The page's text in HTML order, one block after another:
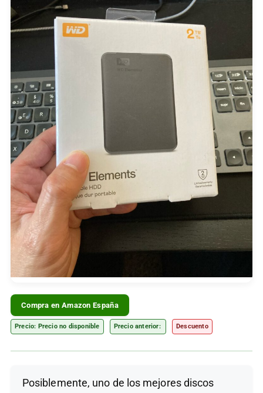
Compra en Amazon España
Precio: Precio no disponible Precio anterior: Descuento
Posiblemente, uno de los mejores discos